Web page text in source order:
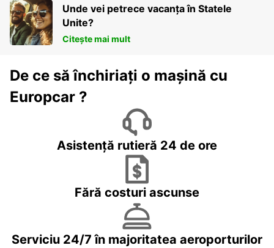
Unde vei petrece vacanța în Statele
Unite?
Citește mai mult
De ce să închiriați o mașină cu
Europcar ?
Asistență rutieră 24 de ore
Fără costuri ascunse
Serviciu 24/7 în majoritatea aeroporturilor